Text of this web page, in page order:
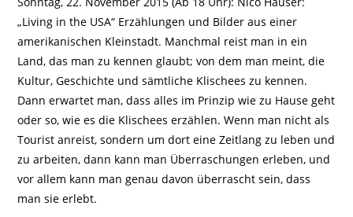
„Living in the USA“ Erzählungen und Bilder aus einer
amerikanischen Kleinstadt. Manchmal reist man in ein
Land, das man zu kennen glaubt; von dem man meint, die
Kultur, Geschichte und sämtliche Klischees zu kennen.
Dann erwartet man, dass alles im Prinzip wie zu Hause geht
oder so, wie es die Klischees erzählen. Wenn man nicht als
Tourist anreist, sondern um dort eine Zeitlang zu leben und
zu arbeiten, dann kann man Überraschungen erleben, und
vor allem kann man genau davon überrascht sein, dass
man sie erlebt.